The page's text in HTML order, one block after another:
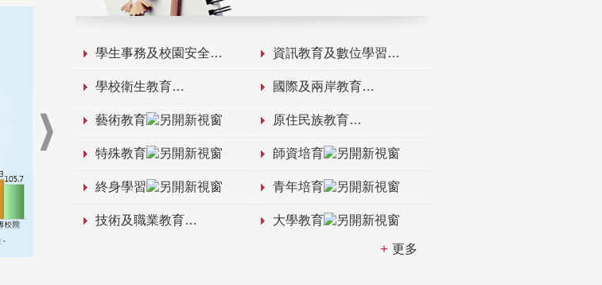
學生事務及校園安全 資訊教育及數位學習
學校衛生教育 國際及兩岸教育
藝術教育 原住民族教育
特殊教育 師資培育
終身學習 青年培育
技術及職業教育 大學教育
更多